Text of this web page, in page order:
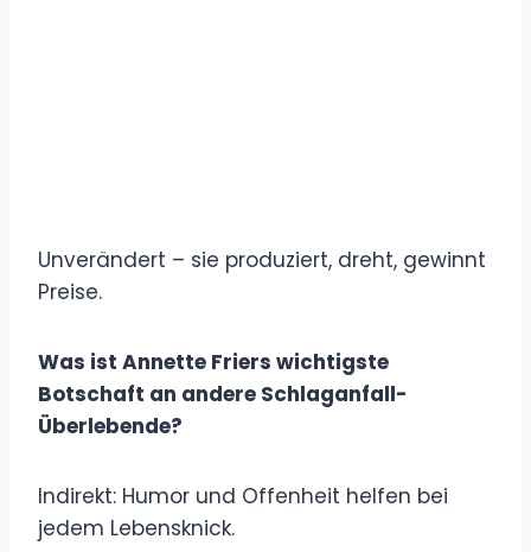
Unverändert – sie produziert, dreht, gewinnt
Preise.
Was ist Annette Friers wichtigste
Botschaft an andere Schlaganfall-
Überlebende?
Indirekt: Humor und Offenheit helfen bei
jedem Lebensknick.